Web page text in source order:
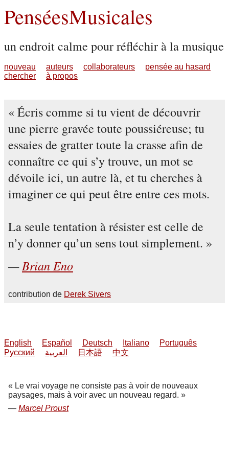
PenséesMusicales
un endroit calme pour réfléchir à la musique
nouveau auteurs collaborateurs
pensée au hasard
chercher
à propos
Écris comme si tu vient de découvrir
une pierre gravée toute poussiéreuse; tu
essaies de gratter toute la crasse afin de
connaître ce qui s’y trouve, un mot se
dévoile ici, un autre là, et tu cherches à
imaginer ce qui peut être entre ces mots.
La seule tentation à résister est celle de
n’y donner qu’un sens tout simplement.
Brian Eno
contribution de Derek Sivers
English Español Deutsch Italiano
Português
Русский
العربية 日本語 中文
Le vrai voyage ne consiste pas à voir de nouveaux
paysages, mais à voir avec un nouveau regard.
Marcel Proust